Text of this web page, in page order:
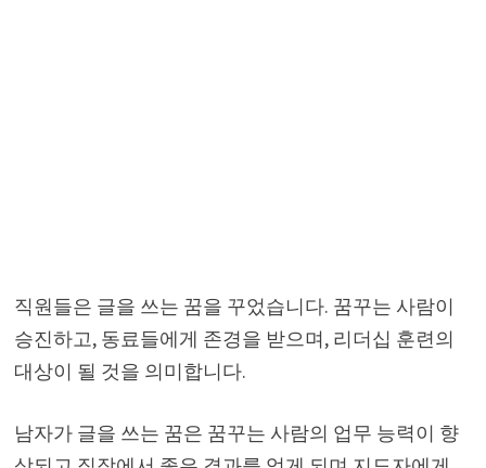
직원들은 글을 쓰는 꿈을 꾸었습니다. 꿈꾸는 사람이
승진하고, 동료들에게 존경을 받으며, 리더십 훈련의
대상이 될 것을 의미합니다.
남자가 글을 쓰는 꿈은 꿈꾸는 사람의 업무 능력이 향